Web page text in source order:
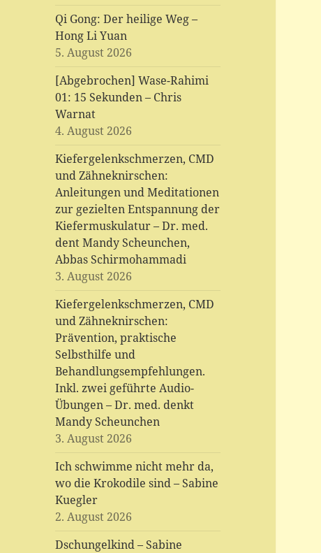
Qi Gong: Der heilige Weg –
Hong Li Yuan
5. August 2026
[Abgebrochen] Wase-Rahimi
01: 15 Sekunden – Chris
Warnat
4. August 2026
Kiefergelenkschmerzen, CMD
und Zähneknirschen:
Anleitungen und Meditationen
zur gezielten Entspannung der
Kiefermuskulatur – Dr. med.
dent Mandy Scheunchen,
Abbas Schirmohammadi
3. August 2026
Kiefergelenkschmerzen, CMD
und Zähneknirschen:
Prävention, praktische
Selbsthilfe und
Behandlungsempfehlungen.
Inkl. zwei geführte Audio-
Übungen – Dr. med. denkt
Mandy Scheunchen
3. August 2026
Ich schwimme nicht mehr da,
wo die Krokodile sind – Sabine
Kuegler
2. August 2026
Dschungelkind – Sabine